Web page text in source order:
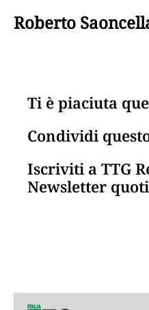
Roberto
Ti è piaciuta
Condividi
Iscriviti a TTG
Newsletter